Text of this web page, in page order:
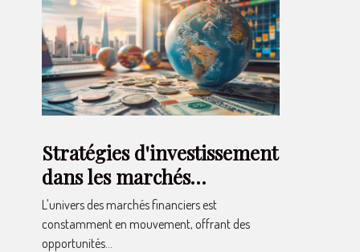
Stratégies d'investissement
dans les marchés
émergents à croissance
rapide pour 2023
L'univers des marchés financiers est
constamment en mouvement, offrant des
opportunités...